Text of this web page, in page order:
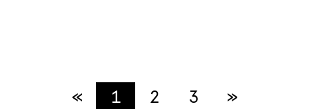
« Previous
1 2 3 »Next